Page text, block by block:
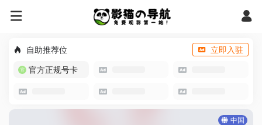
自助推荐位
立即入驻
官方正规号卡
中国